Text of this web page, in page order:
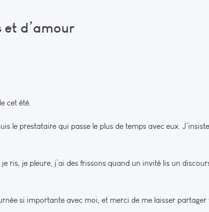
d’amour
cet été.
le prestataire qui passe le plus de temps avec eux.
ris, je pleure, j’ai des frissons quand un invité lis un
si importante avec moi, et merci de me laisser